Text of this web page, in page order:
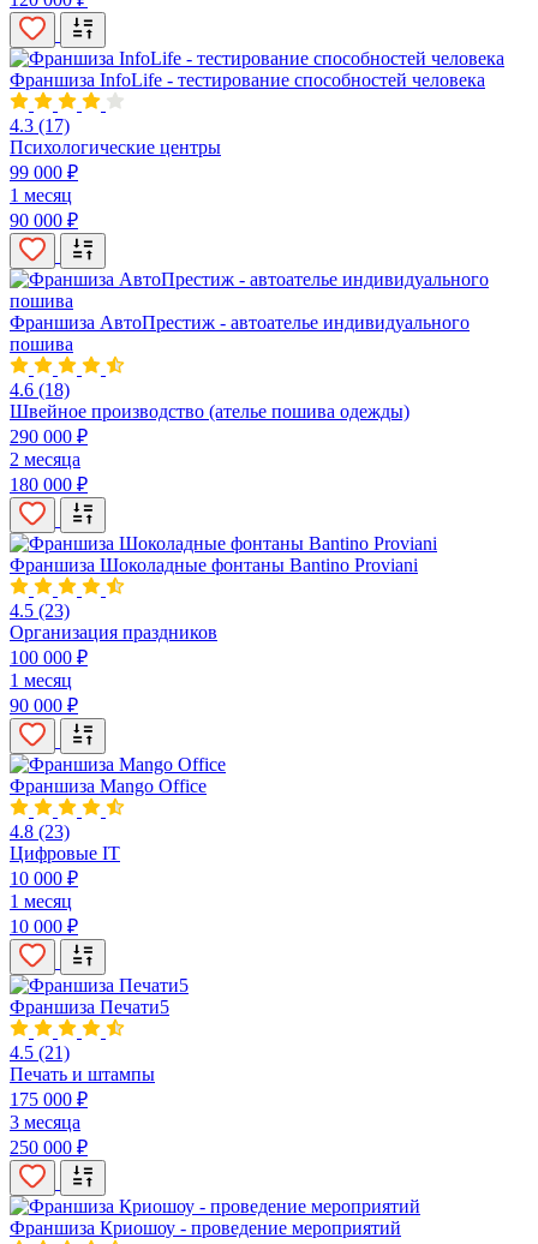
Франшиза InfoLife - тестирование способностей человека
4.3 (17)
Психологические центры
99 000 ₽
1 месяц
90 000 ₽
Франшиза АвтоПрестиж - автоателье индивидуального
пошива
4.6 (18)
Швейное производство (ателье пошива одежды)
290 000 ₽
2 месяца
180 000 ₽
Франшиза Шоколадные фонтаны Bantino Proviani
4.5 (23)
Организация праздников
100 000 ₽
1 месяц
90 000 ₽
Франшиза Mango Office
4.8 (23)
Цифровые IT
10 000 ₽
1 месяц
10 000 ₽
Франшиза Печати5
4.5 (21)
Печать и штампы
175 000 ₽
3 месяца
250 000 ₽
Франшиза Криошоу - проведение мероприятий